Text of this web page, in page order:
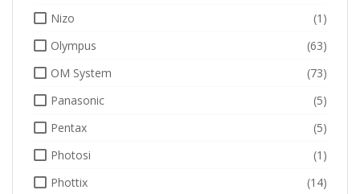
Nizo
(1)
Olympus
(63)
OM System
(73)
Panasonic
(5)
Pentax
(5)
Photosi
(1)
Phottix
(14)